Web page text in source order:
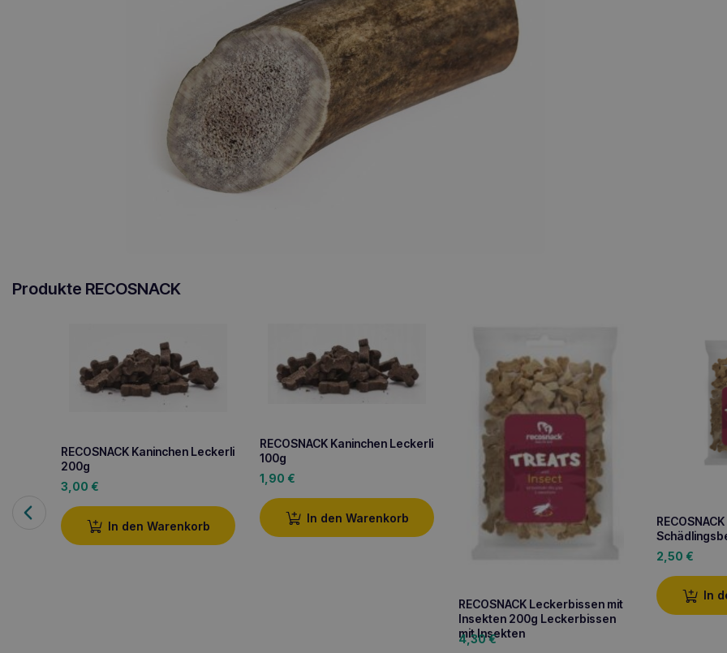
Produkte RECOSNACK
RECOSNACK Kaninchen Leckerli
200g
3,00 €
In den Warenkorb
RECOSNACK Kaninchen Leckerli
100g
1,90 €
In den Warenkorb
RECOSNACK Leckerbissen mit
Insekten 200g Leckerbissen
mit Insekten
4,30€
RECOSNACK
2,50 €
In